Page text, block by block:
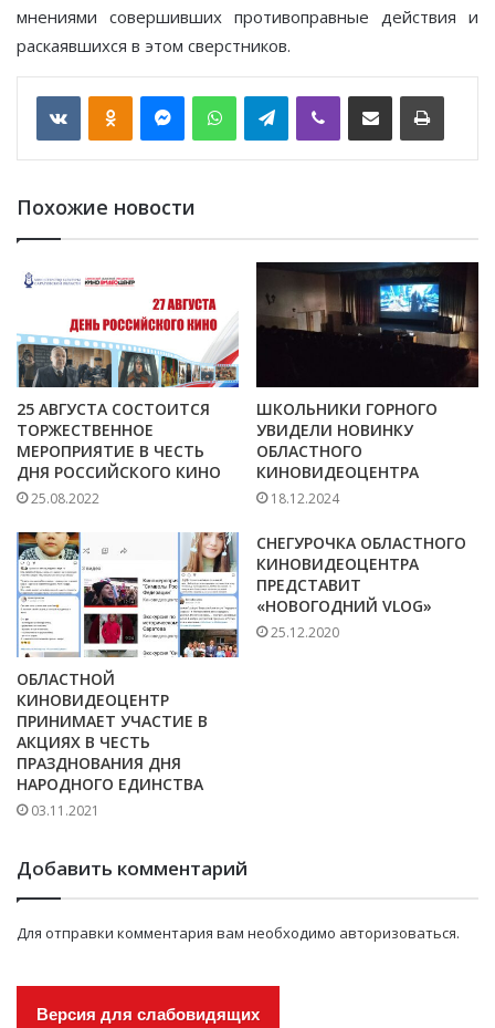
мнениями совершивших противоправные действия и
раскаявшихся в этом сверстников.
VKontakte WhatsApp Telegram
Похожие новости
25 АВГУСТА СОСТОИТСЯ
ТОРЖЕСТВЕННОЕ
МЕРОПРИЯТИЕ В ЧЕСТЬ
ДНЯ РОССИЙСКОГО КИНО
25.08.2022
ШКОЛЬНИКИ ГОРНОГО
УВИДЕЛИ НОВИНКУ
ОБЛАСТНОГО
КИНОВИДЕОЦЕНТРА
18.12.2024
ОБЛАСТНОЙ
КИНОВИДЕОЦЕНТР
ПРИНИМАЕТ УЧАСТИЕ В
АКЦИЯХ В ЧЕСТЬ
ПРАЗДНОВАНИЯ ДНЯ
НАРОДНОГО ЕДИНСТВА
03.11.2021
СНЕГУРОЧКА ОБЛАСТНОГО
КИНОВИДЕОЦЕНТРА
ПРЕДСТАВИТ
«НОВОГОДНИЙ VLOG»
25.12.2020
Добавить комментарий
Для отправки комментария вам необходимо авторизоваться.
Версия для слабовидящих